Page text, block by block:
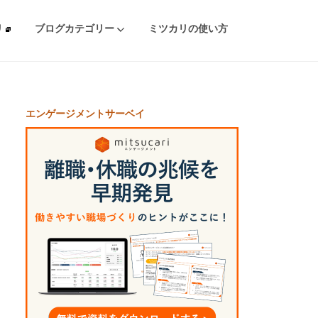
ブログカテゴリー ミツカリの使い方
エンゲージメントサーベイ